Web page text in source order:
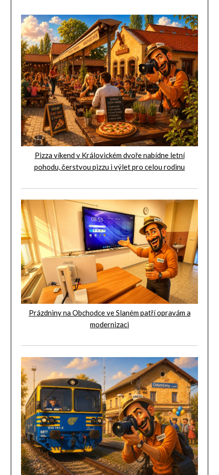
Pizza víkend v Královickém dvoře nabídne letní
pohodu, čerstvou pizzu i výlet pro celou rodinu
Prázdniny na Obchodce ve Slaném patří opravám a
modernizaci